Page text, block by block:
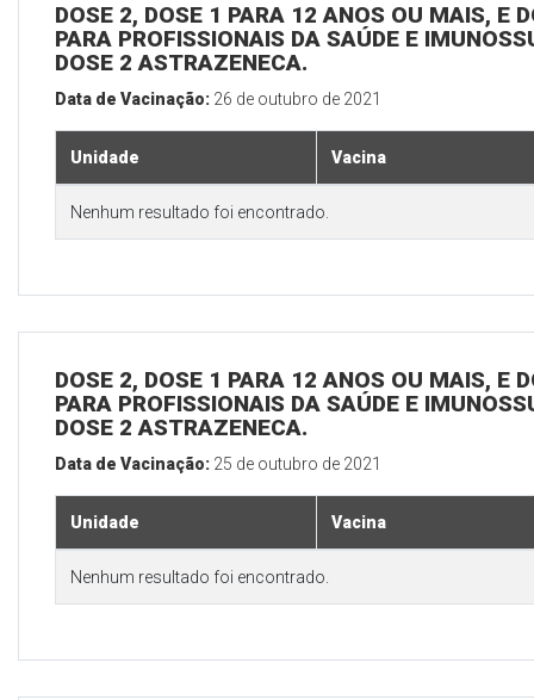
DOSE 2, DOSE 1 PARA 12 ANOS OU MAIS, E
PARA PROFISSIONAIS DA SAÚDE E
DOSE 2 ASTRAZENECA.
Data de Vacinação: 26 de outubro de 2021
Unidade Vacina
Nenhum resultado foi encontrado.
DOSE 2, DOSE 1 PARA 12 ANOS OU MAIS, E
PARA PROFISSIONAIS DA SAÚDE E
DOSE 2 ASTRAZENECA.
Data de Vacinação: 25 de outubro de 2021
Unidade Vacina
Nenhum resultado foi encontrado.